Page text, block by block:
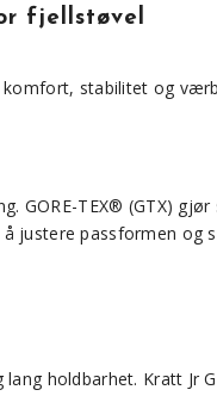
fjellstøvel
stabilitet og
GORE-TEX® (GTX)
justere passformen
holdbarhet. Kratt Jr